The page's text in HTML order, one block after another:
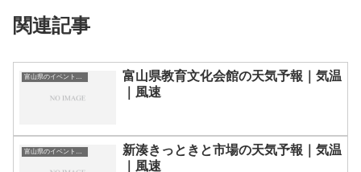
関連記事
富山県のイベント会場一覧
富山県教育文化会館の天気予報｜気温
｜風速
富山県のイベント会場一覧
新湊きっときと市場の天気予報｜気温
｜風速